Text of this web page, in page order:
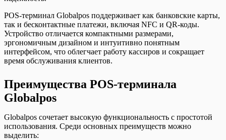
POS-терминал Globalpos поддерживает как банковские карты,
так и бесконтактные платежи, включая NFC и QR-коды.
Устройство отличается компактными размерами,
эргономичным дизайном и интуитивно понятным
интерфейсом, что облегчает работу кассиров и сокращает
время обслуживания клиентов.
Преимущества POS-терминала
Globalpos
Globalpos сочетает высокую функциональность с простотой
использования. Среди основных преимуществ можно
выделить: